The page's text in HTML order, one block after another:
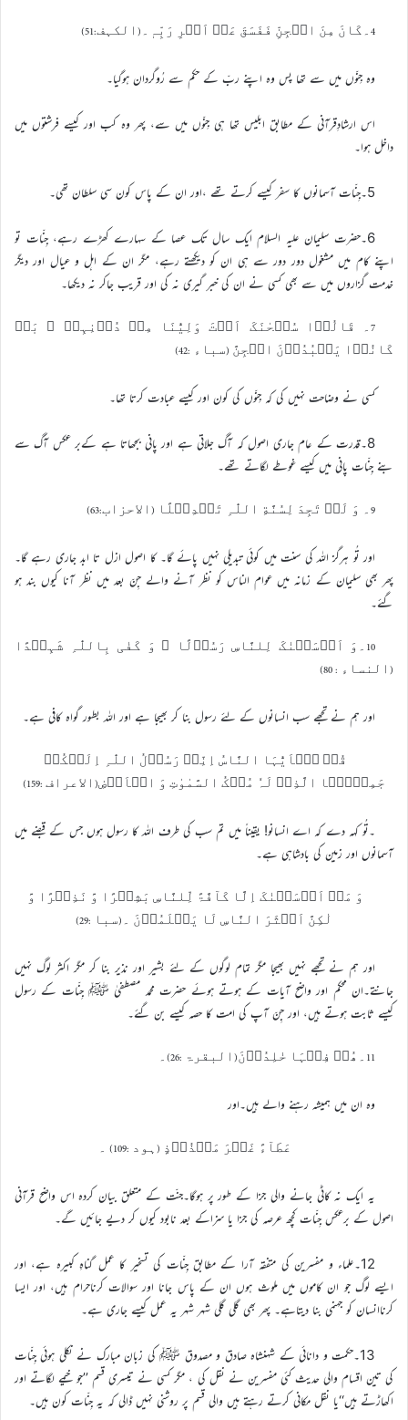
4۔کَانَ مِنَ الۡجِنِّ فَفَسَقَ عَنۡ اَمۡرِ رَبِّہٖ۔(الکہف:51)
وہ جِنّوں میں سے تھا پس وہ اپنے ربّ کے حکم سے رُوگردان ہوگیا۔
اس ارشادِقرآنی کے مطابق ابلیس تھا ہی جِنّوں میں سے، پھر وہ کب اور کیسے فرشتوں میں
داخل ہوا۔
5۔جِنّات آسمانوں کا سفر کیسے کرتے تھے ،اور ان کے پاس کون سی سلطان تھی۔
6۔حضرت سلیمان علیہ السلام ایک سال تک عصا کے سہارے کھڑے رہے، جِنّات تو
اپنے کام میں مشغول دور دور سے ہی ان کو دیکھتے رہے، مگر ان کے اہل و عیال اور دیگر
خدمت گزاروں میں سے بھی کسی نے ان کی خبر گیری نہ کی اور قریب جاکر نہ دیکھا۔
7۔ قَالُوۡا سُبۡحٰنَکَ اَنۡتَ وَلِیُّنَا مِنۡ دُوۡنِہِمۡ ۚ بَلۡ
کَانُوۡا یَعۡبُدُوۡنَ الۡجِنَّ (سباء :42)
کسی نے وضاحت نہیں کی کہ جِنّوں کی کون اور کیسے عبادت کرتا تھا۔
8۔قدرت کے عام جاری اصول کہ آگ جلاتی ہے اور پانی بجھاتا ہے کےبر عکس آگ سے
بنے جِنّات پانی میں کیسے غوطے لگاتے تھے۔
9۔ وَ لَنۡ تَجِدَ لِسُنَّةِ اللّٰہِ تَبۡدِیۡلًا (الاحزاب:63)
اور تُو ہرگز اللہ کی سنت میں کوئی تبدیلی نہیں پائے گا۔ کا اصول ازل تا ابد جاری رہے گا۔
پھر بھی سلیمان کے زمانہ میں عوام الناس کو نظر آنے والے جِنّ بعد میں نظر آنا کیوں بند ہو
گئے۔
10۔وَ اَرۡسَلۡنٰکَ لِلنَّاسِ رَسُوۡلًا ؕ وَ کَفٰی بِاللّٰہِ شَہِیۡدًا
(النساء : 80)
اور ہم نے تجھے سب انسانوں کے لئے رسول بنا کر بھیجا ہے اور اللہ بطور گواہ کافی ہے۔
قُلۡ یٰۤاَیُّہَا النَّاسُ اِنِّیۡ رَسُوۡلُ اللّٰہِ اِلَیۡکُمۡ
جَمِیۡعَۨا الَّذِیۡ لَہٗ مُلۡکُ السَّمٰوٰتِ وَ الۡاَرۡضِ(الاعراف :159)
۔تُو کہہ دے کہ اے انسانو! یقیناً میں تم سب کی طرف اللہ کا رسول ہوں جس کے قبضے میں
آسمانوں اور زمین کی بادشاہی ہے۔
وَ مَاۤ اَرۡسَلۡنٰکَ اِلَّا کَآفَّۃً لِّلنَّاسِ بَشِیۡرًا وَّ نَذِیۡرًا وَّ
لٰکِنَّ اَکۡثَرَ النَّاسِ لَا یَعۡلَمُوۡنَ ۔(سبا :29)
اور ہم نے تجھے نہیں بھیجا مگر تمام لوگوں کے لئے بشیر اور نذیر بنا کر مگر اکثر لوگ نہیں
جانتے۔ان محكم اور واضح آيات كے ہوتے ہوئے حضرت محمد مصطفیٰ ﷺ جِنّات کے رسول
کیسے ثابت ہوتے ہیں، اور جِنّ آپ کی امت کا حصہ کیسے بن گئے۔
11۔ھُمۡ فِیۡہَا خٰلِدُوۡنَ(البقرۃ :26)۔
وہ ان میں ہمیشہ رہنے والے ہیں۔اور
عَطَآءً غَیۡرَ مَجۡذُوۡذٍ (ہود :109) ۔
یہ ایک نہ کاٹی جانے والی جزا کے طور پر ہوگا۔جنّت کے متعلق بیان کردہ اس واضح قرآنی
اصول کے برعکس جِنّات کچھ عرصہ کی جزا یا سزاکے بعد نابود کیوں کر دیے جائیں گے۔
12۔علماء و مفسرین کی متفقہ آرا کے مطابق جِنّات کی تسخیر کا عمل گناہِ کبیرہ ہے، اور
ایسے لوگ جو ان کاموں میں ملوث ہوں ان کے پاس جانا اور سوالات کرناحرام ہیں، اور ایسا
کرناانسان کو جہنمی بنا دیتاہے۔ پھر بھی گلی گلی شہر شہر یہ عمل کیسے جاری ہے۔
13۔حکمت و دانائی کے شہنشاہ صادق و مصدوق ﷺ کی زبان مبارک نے نکلی ہوئی جِنّات
کی تین اقسام والی حدیث کئی مفسرین نے نقل کی ، مگر کسی نے تیسری قسم ’’جو خیمے لگاتے اور
اکھاڑتے ہیں‘‘یا نقل مکانی کرتے رہتے ہیں والی قسم پر روشنی نہیں ڈالی کہ یہ جِنّات کون ہیں۔